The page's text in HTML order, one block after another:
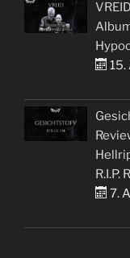
15.
R.I.P.
7.